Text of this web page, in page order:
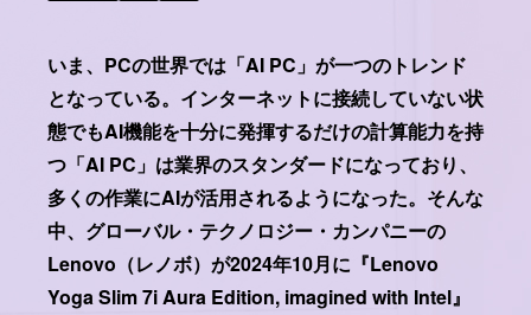
いま、PCの世界では「AI PC」が一つのトレンド
となっている。インターネットに接続していない状
態でもAI機能を十分に発揮するだけの計算能力を持
つ「AI PC」は業界のスタンダードになっており、
多くの作業にAIが活用されるようになった。そんな
中、グローバル・テクノロジー・カンパニーの
Lenovo（レノボ）が2024年10月に『Lenovo
Yoga Slim 7i Aura Edition, imagined with Intel』